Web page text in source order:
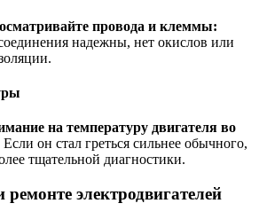
провода и клеммы:
надежны, нет окислов или
на температуру двигателя во
Если он стал греться сильнее обычного,
тщательной диагностики.
ремонте электродвигателей